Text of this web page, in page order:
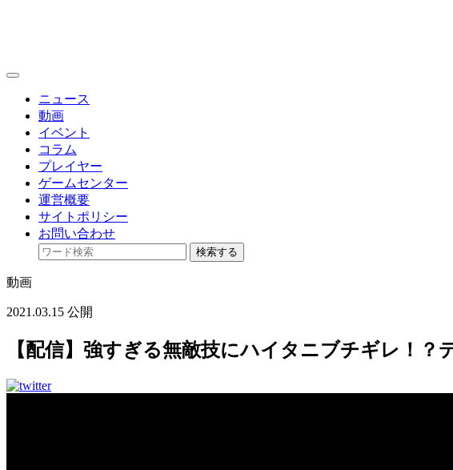
toggle
ニュース
動画
イベント
コラム
プレイヤー
ゲームセンター
運営概要
サイトポリシー
お問い合わせ
検索する
動画
2021.03.15 公開
【配信】強すぎる無敵技にハイタニブチギレ！